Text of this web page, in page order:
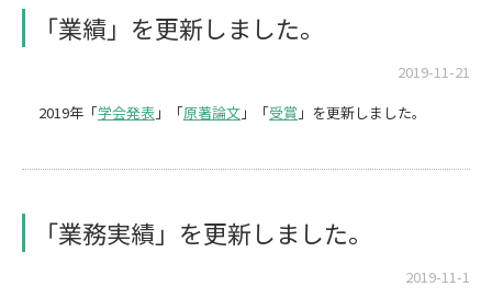
情報の取扱いについて
「業績」を更新しました。
2019-11-21
2019年「学会発表 」「原著論文 」「受賞 」を更新しました。
「業務実績」を更新しました。
2019-11-1